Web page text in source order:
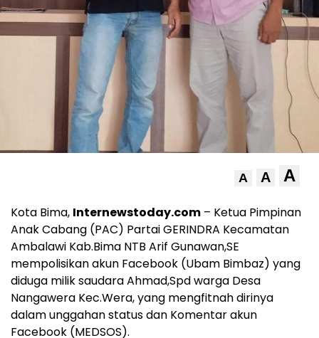
A A A
Kota Bima, Internewstoday.com – Ketua Pimpinan
Anak Cabang (PAC) Partai GERINDRA Kecamatan
Ambalawi Kab.Bima NTB Arif Gunawan,SE
mempolisikan akun Facebook (Ubam Bimbaz) yang
diduga milik saudara Ahmad,Spd warga Desa
Nangawera Kec.Wera, yang mengfitnah dirinya
dalam unggahan status dan Komentar akun
Facebook (MEDSOS).